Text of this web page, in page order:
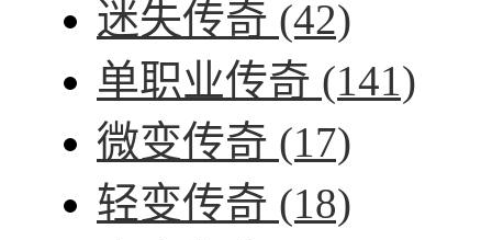
迷失传奇 (42)
单职业传奇 (141)
微变传奇 (17)
轻变传奇 (18)